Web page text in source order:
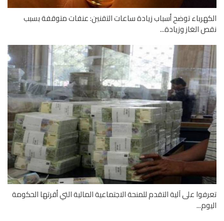
توضح أسباب زيادة ساعات التقنين: عنفات متوقفة بسبب
الغاز وزيادة...
على آلية التقدم للمنحة الاجتماعية المالية التي أقرتها الحكومة